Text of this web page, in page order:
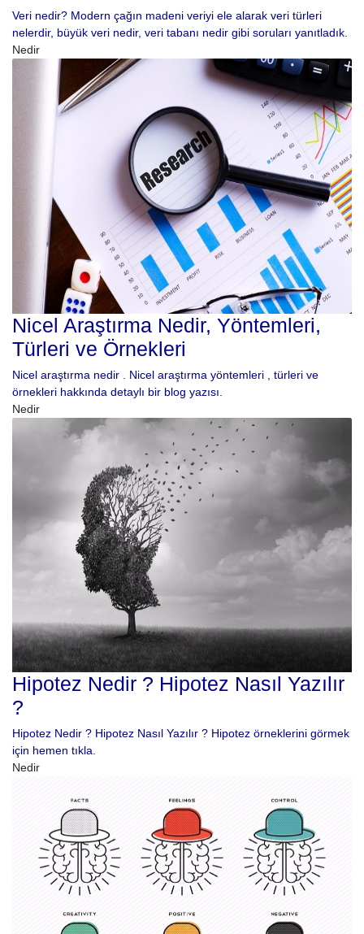
Veri nedir? Modern çağın madeni veriyi ele alarak veri türleri
nelerdir, büyük veri nedir, veri tabanı nedir gibi soruları yanıtladık.
Nedir
Nicel Araştırma Nedir, Yöntemleri,
Türleri ve Örnekleri
Nicel araştırma nedir . Nicel araştırma yöntemleri , türleri ve
örnekleri hakkında detaylı bir blog yazısı.
Nedir
Hipotez Nedir ? Hipotez Nasıl Yazılır
?
Hipotez Nedir ? Hipotez Nasıl Yazılır ? Hipotez örneklerini görmek
için hemen tıkla.
Nedir